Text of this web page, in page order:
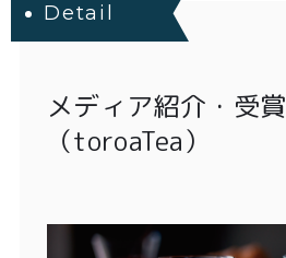
Detail
メディア紹介・受賞
（toroaTea）